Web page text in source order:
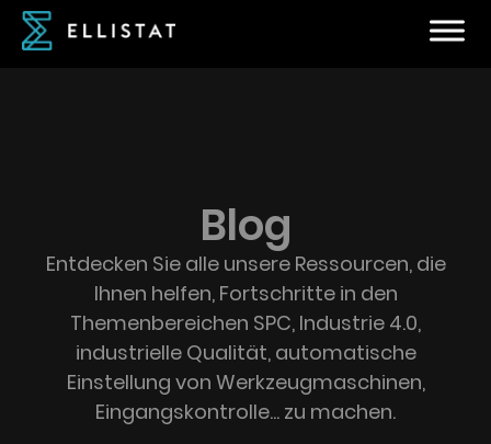
Blog
Entdecken Sie alle unsere Ressourcen, die
Ihnen helfen, Fortschritte in den
Themenbereichen SPC, Industrie 4.0,
industrielle Qualität, automatische
Einstellung von Werkzeugmaschinen,
Eingangskontrolle... zu machen.